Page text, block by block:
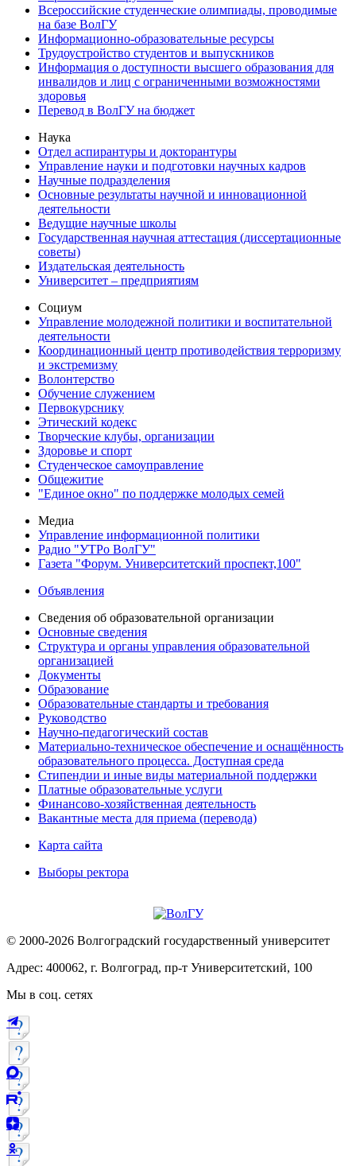
Всероссийские студенческие олимпиады, проводимые
на базе ВолГУ
Информационно-образовательные ресурсы
Трудоустройство студентов и выпускников
Информация о доступности высшего образования для
инвалидов и лиц с ограниченными возможностями
здоровья
Перевод в ВолГУ на бюджет
Наука
Отдел аспирантуры и докторантуры
Управление науки и подготовки научных кадров
Научные подразделения
Основные результаты научной и инновационной
деятельности
Ведущие научные школы
Государственная научная аттестация (диссертационные
советы)
Издательская деятельность
Университет – предприятиям
Социум
Управление молодежной политики и воспитательной
деятельности
Координационный центр противодействия терроризму
и экстремизму
Волонтерство
Обучение служением
Первокурснику
Этический кодекс
Творческие клубы, организации
Здоровье и спорт
Студенческое самоуправление
Общежитие
"Единое окно" по поддержке молодых семей
Медиа
Управление информационной политики
Радио "УТРо ВолГУ"
Газета "Форум. Университетский проспект,100"
Объявления
Сведения об образовательной организации
Основные сведения
Структура и органы управления образовательной
организацией
Документы
Образование
Образовательные стандарты и требования
Руководство
Научно-педагогический состав
Материально-техническое обеспечение и оснащённость
образовательного процесса. Доступная среда
Стипендии и иные виды материальной поддержки
Платные образовательные услуги
Финансово-хозяйственная деятельность
Вакантные места для приема (перевода)
Карта сайта
Выборы ректора
© 2000-2026 Волгоградский государственный университет
Адрес: 400062, г. Волгоград, пр-т Университетский, 100
Мы в соц. сетях